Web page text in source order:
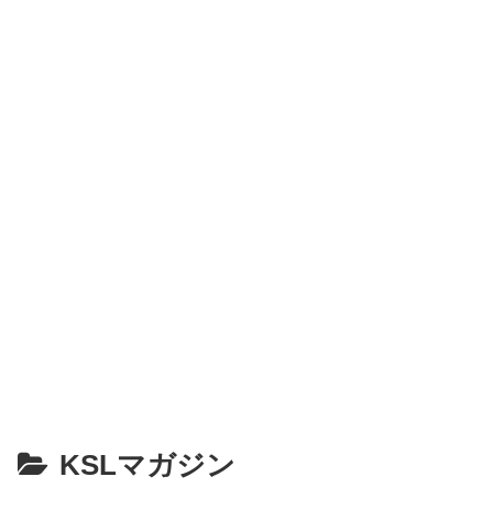
KSLマガジン